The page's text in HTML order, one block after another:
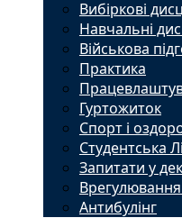
Вибіркові
Навчальні
Військова
Практика
Гуртожиток
Спорт і
Студентська
Запитати у
Врегулювання
Антибулінг